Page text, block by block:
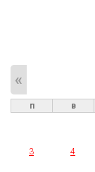
«
п в
3 4